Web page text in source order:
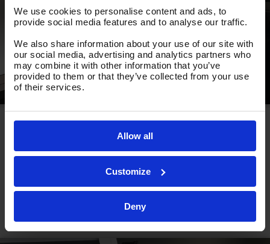
We use cookies to personalise content and ads, to
provide social media features and to analyse our traffic.
We also share information about your use of our site with
our social media, advertising and analytics partners who
may combine it with other information that you’ve
provided to them or that they’ve collected from your use
of their services.
Allow all
Customize
Deny
Machine
mm
Draaidiameter over support
mm
190
mm
Bedbreedte
mm
305
centers